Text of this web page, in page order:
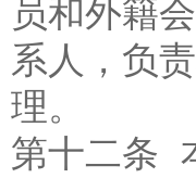
系人，负
理。
第十二条